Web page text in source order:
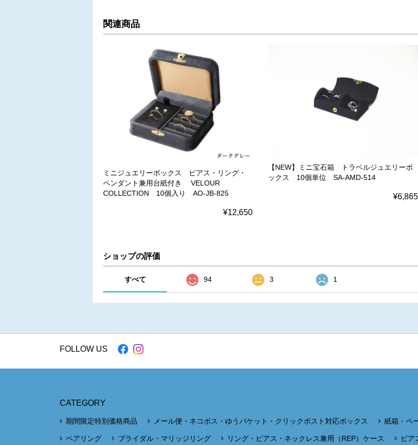
関連商品
ミニジュエリーボックス ピアス・リング・
ペンダント兼用台紙付き VELOUR
COLLECTION 10個入り AO-JB-825
¥12,650
【NEW】ミニ宝石箱 トラベルジュエリーボ
ックス 10個単位 SA-AMD-514
¥6,865
ショップの評価
すべて 94 3 1
FOLLOW US
CATEGORY
期間限定特別価格商品 メール便・ネコポス・ゆうパケット・クリックポスト対応ボックス 紙箱・ペ
ペアリング ブライダル・マリッジリング リング・ピアス・ネックレス兼用（REP）ケース ピア